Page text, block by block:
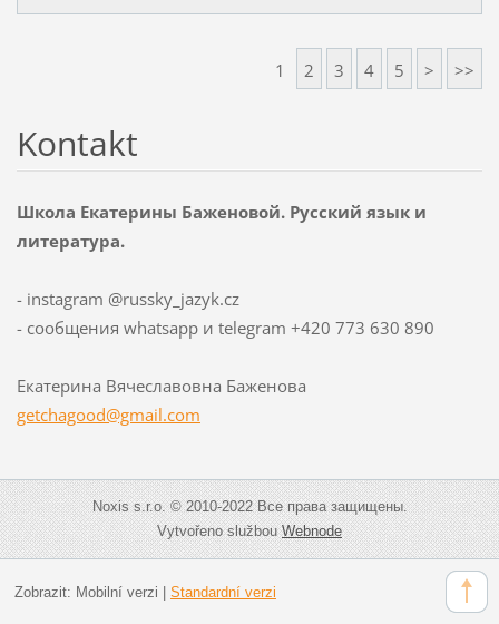
1 2 3 4 5 > >>
Kontakt
Школа Екатерины Баженовой. Русский язык и
литература.
- instagram @russky_jazyk.cz
- сообщения whatsapp и telegram +420 773 630 890
Екатерина Вячеславовна Баженова
getchagood@gmail.com
Noxis s.r.o. © 2010-2022 Все права защищены.
Vytvořeno službouWebnode
Zobrazit: Mobilní verzi Standardní verzi